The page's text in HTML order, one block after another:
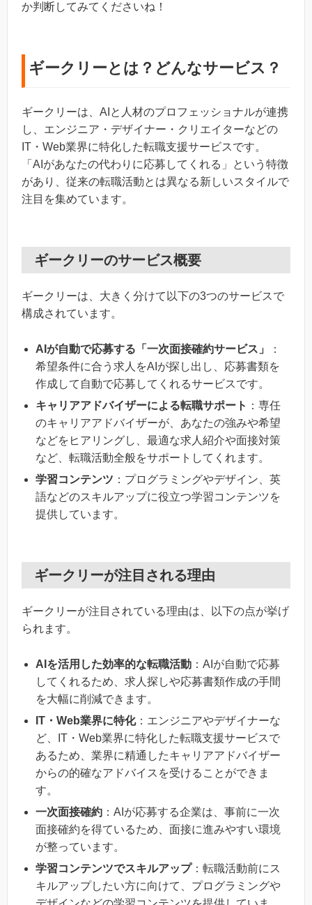
か判断してみてくださいね！
ギークリーとは？どんなサービス？
ギークリーは、AIと人材のプロフェッショナルが連携
し、エンジニア・デザイナー・クリエイターなどの
IT・Web業界に特化した転職支援サービスです。
「AIがあなたの代わりに応募してくれる」という特徴
があり、従来の転職活動とは異なる新しいスタイルで
注目を集めています。
ギークリーのサービス概要
ギークリーは、大きく分けて以下の3つのサービスで
構成されています。
AIが自動で応募する「一次面接確約サービス」
：
希望条件に合う求人をAIが探し出し、応募書類を
作成して自動で応募してくれるサービスです。
キャリアアドバイザーによる転職サポート ：専任
のキャリアアドバイザーが、あなたの強みや希望
などをヒアリングし、最適な求人紹介や面接対策
など、転職活動全般をサポートしてくれます。
学習コンテンツ ：プログラミングやデザイン、英
語などのスキルアップに役立つ学習コンテンツを
提供しています。
ギークリーが注目される理由
ギークリーが注目されている理由は、以下の点が挙げ
られます。
AIを活用した効率的な転職活動 ：AIが自動で応募
してくれるため、求人探しや応募書類作成の手間
を大幅に削減できます。
IT・Web業界に特化：エンジニアやデザイナーな
ど、IT・Web業界に特化した転職支援サービスで
あるため、業界に精通したキャリアアドバイザー
からの的確なアドバイスを受けることができま
す。
一次面接確約 ：AIが応募する企業は、事前に一次
面接確約を得ているため、面接に進みやすい環境
が整っています。
学習コンテンツでスキルアップ：転職活動前にス
キルアップしたい方に向けて、プログラミングや